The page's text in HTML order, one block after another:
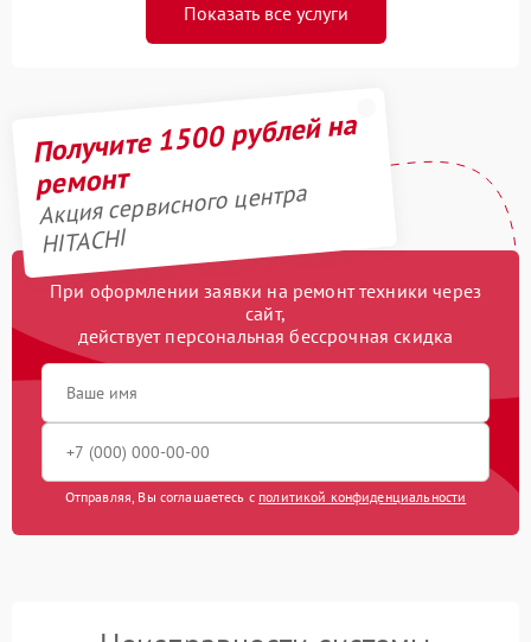
Показать все услуги
Получите 1500 рублей на
ремонт
Акция сервисного центра
HITACHI
При оформлении заявки на ремонт техники через
сайт,
действует персональная бессрочная скидка
Отправляя, Вы соглашаетесь с политикой конфиденциальности